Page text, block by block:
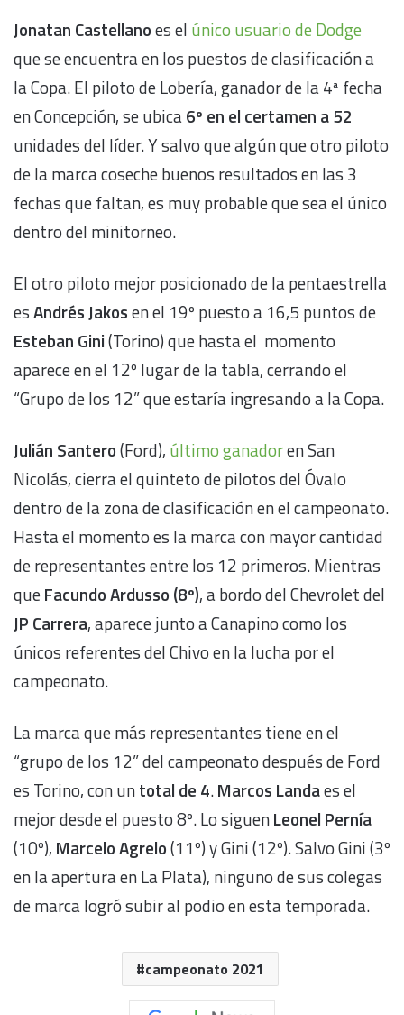
Jonatan Castellanoes el único usuario de Dodge
que se encuentra en los puestos de clasificación a
la Copa. El piloto de Lobería, ganador de la 4ª fecha
en Concepción, se ubica6º en el certamen a 52
unidades del líder. Y salvo que algún que otro piloto
de la marca coseche buenos resultados en las 3
fechas que faltan, es muy probable que sea el único
dentro del minitorneo.
El otro piloto mejor posicionado de la pentaestrella
esAndrés Jakosen el 19º puesto a 16,5 puntos de
Esteban Gini(Torino) que hasta el momento
aparece en el 12º lugar de la tabla, cerrando el
“Grupo de los 12” que estaría ingresando a la Copa.
Julián Santero(Ford), último ganadoren San
Nicolás, cierra el quinteto de pilotos del Óvalo
dentro de la zona de clasificación en el campeonato.
Hasta el momento es la marca con mayor cantidad
de representantes entre los 12 primeros. Mientras
queFacundo Ardusso (8º), a bordo del Chevrolet del
JP Carrera, aparece junto a Canapino como los
únicos referentes del Chivo en la lucha por el
campeonato.
La marca que más representantes tiene en el
“grupo de los 12” del campeonato después de Ford
es Torino, con untotal de 4.Marcos Landaes el
mejor desde el puesto 8º. Lo siguenLeonel Pernía
(10º), Marcelo Agrelo(11º) y Gini (12º). Salvo Gini (3º
en la apertura en La Plata), ninguno de sus colegas
de marca logró subir al podio en esta temporada.
campeonato 2021